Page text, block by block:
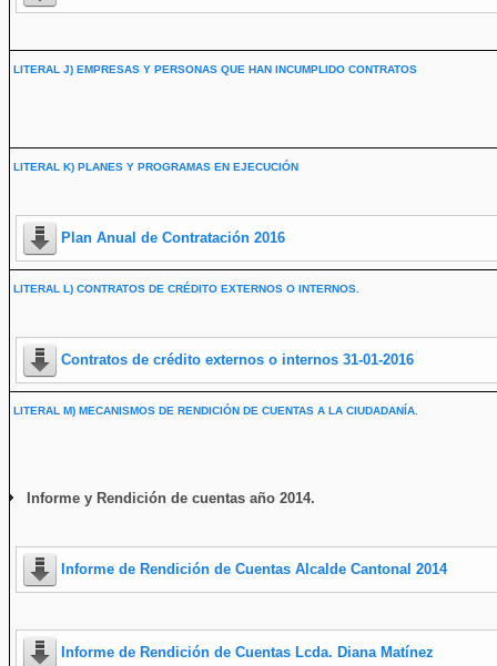
LITERAL J) EMPRESAS Y PERSONAS QUE HAN INCUMPLIDO CONTRATOS
LITERAL K) PLANES Y PROGRAMAS EN EJECUCIÓN
Plan Anual de Contratación 2016
LITERAL L) CONTRATOS DE CRÉDITO EXTERNOS O INTERNOS.
Contratos de crédito externos o internos 31-01-2016
LITERAL M) MECANISMOS DE RENDICIÓN DE CUENTAS A LA CIUDADANÍA.
Informe y Rendición de cuentas año 2014.
Informe de Rendición de Cuentas Alcalde Cantonal 2014
Informe de Rendición de Cuentas Lcda. Diana Matínez